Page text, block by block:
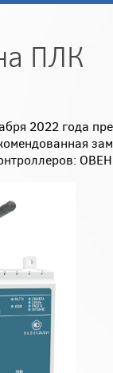
ПЛК
2022 года